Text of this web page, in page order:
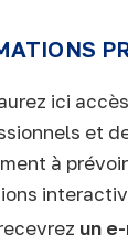
ici
et
à
un